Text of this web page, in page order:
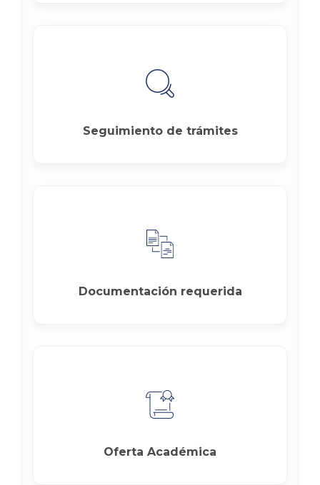
Seguimiento de trámites
Documentación requerida
Oferta Académica